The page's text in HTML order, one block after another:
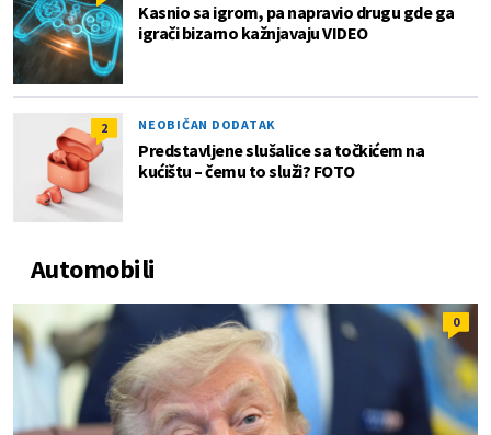
Kasnio sa igrom, pa napravio drugu gde ga
igrači bizarno kažnjavaju VIDEO
2 NEOBIČAN DODATAK
Predstavljene slušalice sa točkićem na
kućištu – čemu to služi? FOTO
Automobili
0